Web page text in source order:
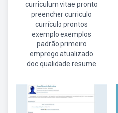
curriculum vitae pronto
preencher curriculo
currículo prontos
exemplo exemplos
padrão primeiro
emprego atualizado
doc qualidade resume